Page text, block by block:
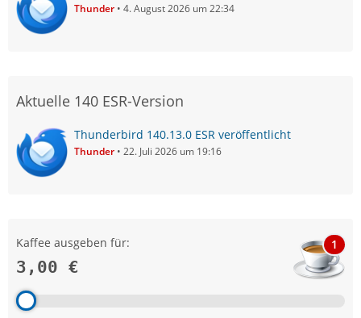
Thunder 4. August 2026 um 22:34
Aktuelle 140 ESR-Version
Thunderbird 140.13.0 ESR veröffentlicht
Thunder 22. Juli 2026 um 19:16
Kaffee ausgeben für:
3,00 €
1